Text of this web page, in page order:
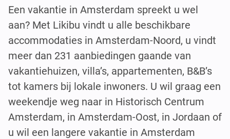
Een vakantie in Amsterdam spreekt u wel
aan? Met Likibu vindt u alle beschikbare
accommodaties in Amsterdam-Noord, u vindt
meer dan 231 aanbiedingen gaande van
vakantiehuizen, villa’s, appartementen, B&B’s
tot kamers bij lokale inwoners. U wil graag een
weekendje weg naar in Historisch Centrum
Amsterdam, in Amsterdam-Oost, in Jordaan of
u wil een langere vakantie in Amsterdam